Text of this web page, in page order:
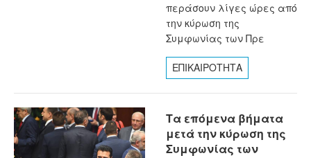
περάσουν λίγες ώρες από
την κύρωση της
Συμφωνίας των Πρε
ΕΠΙΚΑΙΡΟΤΗΤΑ
Τα επόμενα βήματα
μετά την κύρωση της
Συμφωνίας των